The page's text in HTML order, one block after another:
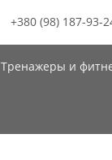
+380 (98) 187-93-
Тренажеры и